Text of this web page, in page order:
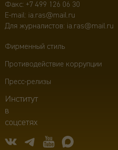
Факс: +7 499 126 06 30
E-mail: ia.ras@mail.ru
Для журналистов: ia.ras@mail.ru
Фирменный стиль
Противодействие коррупции
Пресс-релизы
Институт
в
соцсетях